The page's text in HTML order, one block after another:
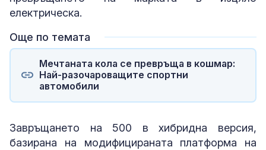
електрическа.
Още по темата
Мечтаната кола се превръща в кошмар:
Най-разочароващите спортни
автомобили
Завръщането на 500 в хибридна версия,
базирана на модифицираната платформа на